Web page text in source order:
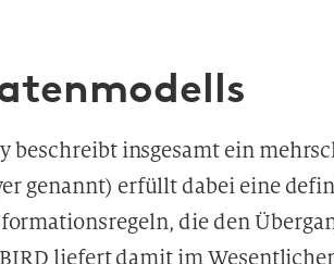
beschreibt insgesamt ein
genannt) erfüllt dabei eine
die den
liefert damit im